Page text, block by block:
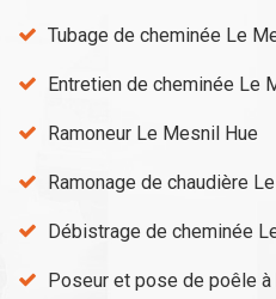
Tubage de cheminée Le
Entretien de cheminée Le
Ramoneur Le Mesnil Hue
Ramonage de chaudière
Débistrage de cheminée
Poseur et pose de poêle